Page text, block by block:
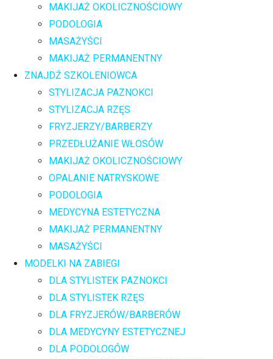
MAKIJAŻ OKOLICZNOŚCIOWY
PODOLOGIA
MASAŻYŚCI
MAKIJAŻ PERMANENTNY
ZNAJDŹ SZKOLENIOWCA
STYLIZACJA PAZNOKCI
STYLIZACJA RZĘS
FRYZJERZY/BARBERZY
PRZEDŁUŻANIE WŁOSÓW
MAKIJAŻ OKOLICZNOŚCIOWY
OPALANIE NATRYSKOWE
PODOLOGIA
MEDYCYNA ESTETYCZNA
MAKIJAŻ PERMANENTNY
MASAŻYŚCI
MODELKI NA ZABIEGI
DLA STYLISTEK PAZNOKCI
DLA STYLISTEK RZĘS
DLA FRYZJERÓW/BARBERÓW
DLA MEDYCYNY ESTETYCZNEJ
DLA PODOLOGÓW